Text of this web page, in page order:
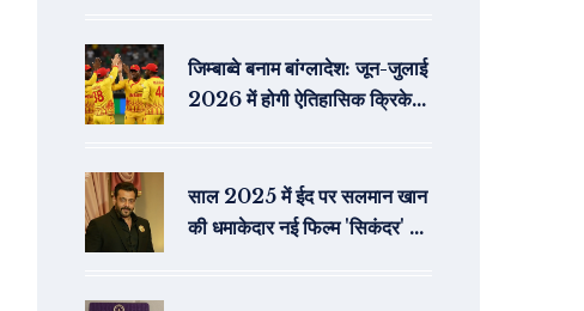
जिम्बाब्वे बनाम बांग्लादेश: जून-जुलाई
2026 में होगी ऐतिहासिक क्रिकेट
साल 2025 में ईद पर सलमान खान
की धमाकेदार नई फिल्म 'सिकंदर' का